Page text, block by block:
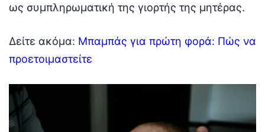
ως συμπληρωματική της γιορτής της μητέρας.
Δείτε ακόμα: Μπαμπάς για πρώτη φορά: Πώς να
προετοιμαστείτε